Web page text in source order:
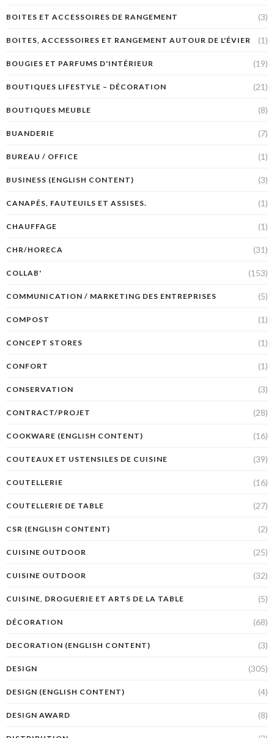
BOITES ET ACCESSOIRES DE RANGEMENT (3)
BOITES, ACCESSOIRES ET RANGEMENT AUTOUR DE L'ÉVIER (1)
BOUGIES ET PARFUMS D'INTÉRIEUR (19)
BOUTIQUES LIFESTYLE – DÉCORATION (21)
BOUTIQUES MEUBLE (8)
BUANDERIE (7)
BUREAU / OFFICE (1)
BUSINESS (ENGLISH CONTENT) (3)
CANAPÉS, FAUTEUILS ET ASSISES. (1)
CHAUFFAGE (1)
CHR/HORECA (31)
COLLAB' (153)
COMMUNICATION / MARKETING DES ENTREPRISES (5)
COMPOST (1)
CONCEPT STORES (1)
CONFORT (1)
CONSERVATION (3)
CONTRACT/PROJET (28)
COOKWARE (ENGLISH CONTENT) (16)
COUTEAUX ET USTENSILES DE CUISINE (39)
COUTELLERIE (16)
COUTELLERIE DE TABLE (27)
CSR (ENGLISH CONTENT) (2)
CUISINE OUTDOOR (25)
CUISINE OUTDOOR (32)
CUISINE, DROGUERIE ET ARTS DE LA TABLE (5)
DÉCORATION (68)
DECORATION (ENGLISH CONTENT) (3)
DESIGN (305)
DESIGN (ENGLISH CONTENT) (4)
DESIGN AWARD (8)